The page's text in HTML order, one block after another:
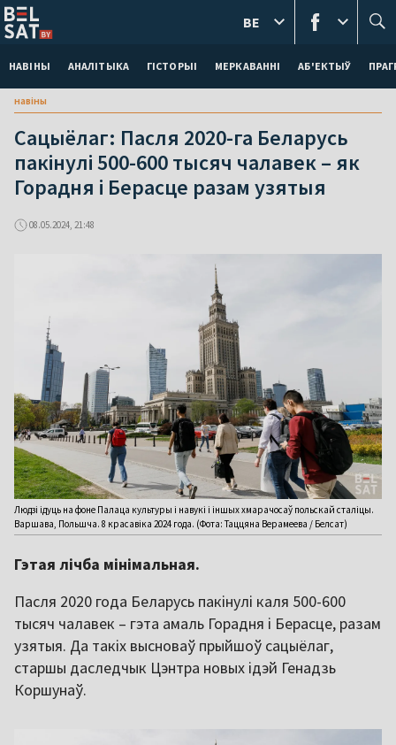
НАВІНЫ АНАЛІТЫКА ГІСТОРЫІ МЕРКАВАННI АБ'ЕКТЫЎ
BE
навіны
Сацыёлаг: Пасля 2020-га Беларусь
пакінулі 500-600 тысяч чалавек – як
Горадня і Берасце разам узятыя
08.05.2024, 21:48
Людзі ідуць на фоне Палаца культуры і навукі і іншых хмарачосаў польскай сталіцы.
Варшава, Польшча. 8 красавіка 2024 года. (Фота: Таццяна Верамеева / Белсат)
Гэтая лічба мінімальная.
Пасля 2020 года Беларусь пакінулі каля 500-600
тысяч чалавек – гэта амаль Горадня і Берасце, разам
узятыя. Да такіх высноваў прыйшоў сацыёлаг,
старшы даследчык Цэнтра новых ідэй Генадзь
Коршунаў.